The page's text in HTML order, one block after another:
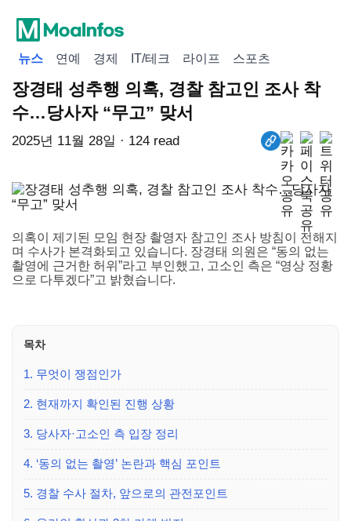
뉴스 연예 경제 IT/테크 라이프 스포츠
장경태 성추행 의혹, 경찰 참고인 조사 착
수…당사자 “무고” 맞서
2025년 11월 28일 · 124 read
의혹이 제기된 모임 현장 촬영자 참고인 조사 방침이 전해지
며 수사가 본격화되고 있습니다. 장경태 의원은 “동의 없는
촬영에 근거한 허위”라고 부인했고, 고소인 측은 “영상 정황
으로 다투겠다”고 밝혔습니다.
목차
1. 무엇이 쟁점인가
2. 현재까지 확인된 진행 상황
3. 당사자·고소인 측 입장 정리
4. ‘동의 없는 촬영’ 논란과 핵심 포인트
5. 경찰 수사 절차, 앞으로의 관전포인트